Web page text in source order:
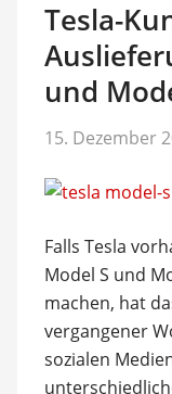
Tesla-
und
15. Dezember
Falls Tesla
Model S und
machen, hat
vergangener
sozialen